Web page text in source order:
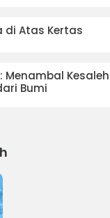
di Atas Kertas
Menambal
Bumi